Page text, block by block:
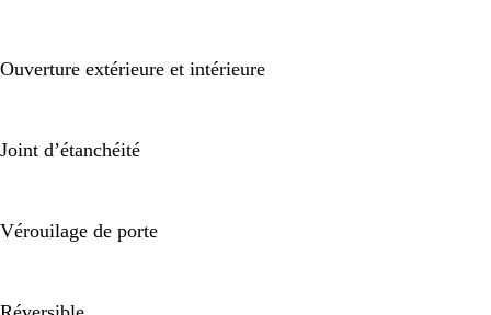
Ouverture extérieure et intérieure
Joint d’étanchéité
Vérouilage de porte